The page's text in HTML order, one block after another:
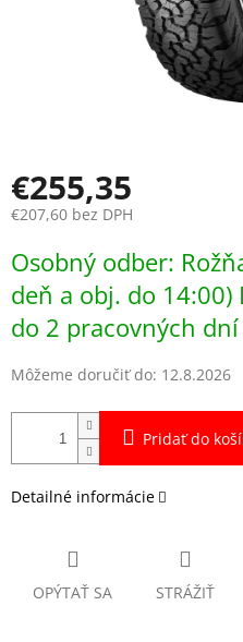
€255,35
€207,60 bez DPH
cena:
Osobný odber:
deň a obj. do
do 2 pracovných dní
Môžeme doručiť do: 12.8.2026
Pridať do
Detailné informácie
OPÝTAŤ SA STRÁŽIŤ